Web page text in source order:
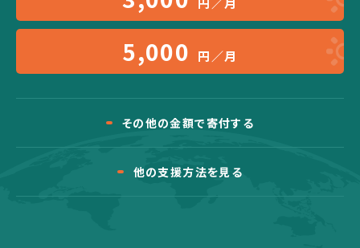
5,000 円／月
その他の金額で寄付する
他の支援方法を見る